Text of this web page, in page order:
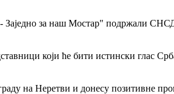
- Заједно за наш Мостар" подржали
који ће бити истински глас
на Неретви и донесу позитивне